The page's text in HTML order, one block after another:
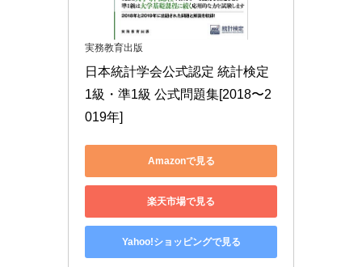
実務教育出版
日本統計学会公式認定 統計検定
1級・準1級 公式問題集[2018〜2
019年]
Amazonで見る
楽天市場で見る
Yahoo!ショッピングで見る